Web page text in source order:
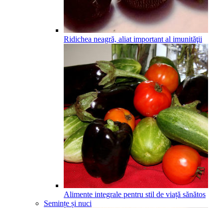
Ridichea neagră, aliat important al imunităţii
Alimente integrale pentru stil de viață sănătos
Semințe și nuci